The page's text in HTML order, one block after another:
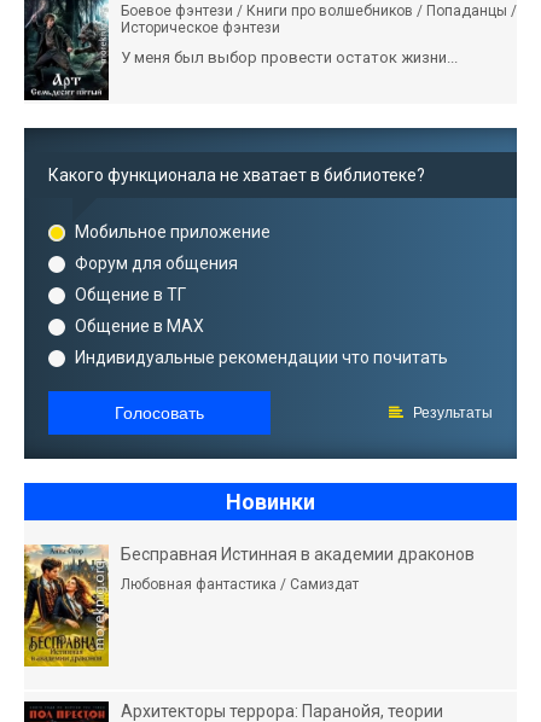
Боевое фэнтези / Книги про волшебников / Попаданцы /
Историческое фэнтези
У меня был выбор провести остаток жизни...
Какого функционала не хватает в библиотеке?
Мобильное приложение
Форум для общения
Общение в ТГ
Общение в MAX
Индивидуальные рекомендации что почитать
Голосовать Результаты
Новинки
Бесправная Истинная в академии драконов
Любовная фантастика / Самиздат
Архитекторы террора: Паранойя, теории